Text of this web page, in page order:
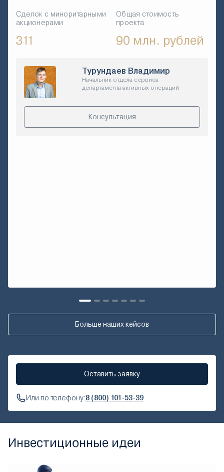
Сделок с миноритарными
акционерами
311
Общая стоимость
проекта
90 млн. рублей
Турундаев Владимир
Начальник отдела сервиса
департамента активных операций
Консультация
Больше наших кейсов
Оставить заявку
Или по телефону:8 (800) 101-53-39
Инвестиционные идеи